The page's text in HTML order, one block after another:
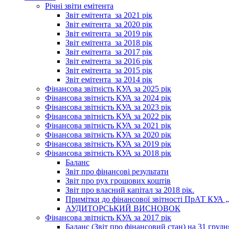
Річні звіти емітента
Звіт емітента_за 2021 рік
Звіт емітента_за 2020 рік
Звіт емітента_за 2019 рік
Звіт емітента_за 2018 рік
Звіт емітента_за 2017 рік
Звіт емітента_за 2016 рік
Звіт емітента_за 2015 рік
Звіт емітента_за 2014 рік
Фінансова звітність КУА за 2025 рік
Фінансова звітність КУА за 2024 рік
Фінансова звітність КУА за 2023 рік
Фінансова звітність КУА за 2022 рік
Фінансова звітність КУА за 2021 рік
Фінансова звітність КУА за 2020 рік
Фінансова звітність КУА за 2019 рік
Фінансова звітність КУА за 2018 рік
Баланс
Звіт про фінансові результати
Звіт про рух грошових коштів
Звіт про власний капітал за 2018 рік.
Примітки до фінансової звітності ПрАТ КУА
АУДИТОРСЬКИЙ ВИСНОВОК
Фінансова звітність КУА за 2017 рік
Баланс (Звіт про фінансовий стан) на 31